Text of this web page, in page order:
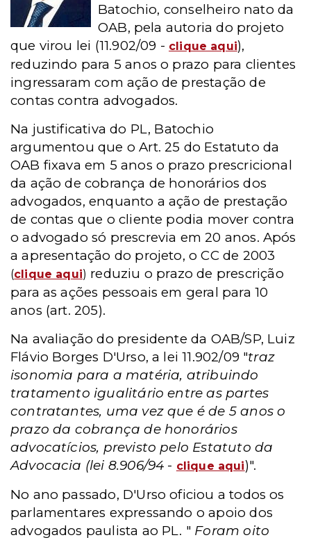
Batochio, conselheiro nato da
OAB, pela autoria do projeto
que virou lei (11.902/09 - clique aqui),
reduzindo para 5 anos o prazo para clientes
ingressaram com ação de prestação de
contas contra advogados.
Na justificativa do PL, Batochio
argumentou que o Art. 25 do Estatuto da
OAB fixava em 5 anos o prazo prescricional
da ação de cobrança de honorários dos
advogados, enquanto a ação de prestação
de contas que o cliente podia mover contra
o advogado só prescrevia em 20 anos. Após
a apresentação do projeto, o CC de 2003
(clique aqui) reduziu o prazo de prescrição
para as ações pessoais em geral para 10
anos (art. 205).
Na avaliação do presidente da OAB/SP, Luiz
Flávio Borges D'Urso, a lei 11.902/09 "traz
isonomia para a matéria, atribuindo
tratamento igualitário entre as partes
contratantes, uma vez que é de 5 anos o
prazo da cobrança de honorários
advocatícios, previsto pelo Estatuto da
Advocacia (lei 8.906/94 - clique aqui)".
No ano passado, D'Urso oficiou a todos os
parlamentares expressando o apoio dos
advogados paulista ao PL. " Foram oito